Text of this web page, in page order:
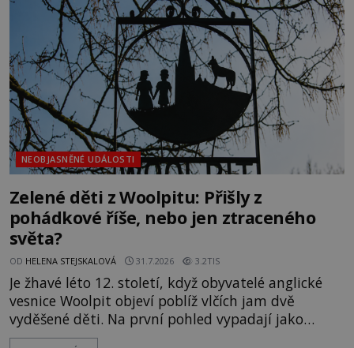
jistotou neví, kdo jej napsal, kdy vznikl ani co
vlastně vypráví. Rohoncský kodex se poprvé
objevuje v roce
NEOBJASNĚNÉ UDÁLOSTI
Zelené děti z Woolpitu: Přišly z
pohádkové říše, nebo jen ztraceného
světa?
OD HELENA STEJSKALOVÁ 31.7.2026 3.2TIS
Je žhavé léto 12. století, když obyvatelé anglické
vesnice Woolpit objeví poblíž vlčích jam dvě
vyděšené děti. Na první pohled vypadají jako
každé jiné, až na jednu děsivou výjimku. Jejich